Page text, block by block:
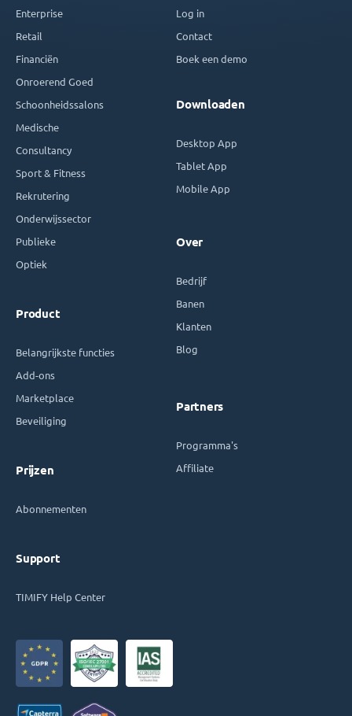
Enterprise
Retail
Financiën
Onroerend Goed
Schoonheidssalons
Medische
Consultancy
Sport & Fitness
Rekrutering
Onderwijssector
Publieke
Optiek
Product
Belangrijkste functies
Add-ons
Marketplace
Beveiliging
Prijzen
Abonnementen
Support
TIMIFY Help Center
Log in
Contact
Boek een demo
Downloaden
Desktop App
Tablet App
Mobile App
Over
Bedrijf
Banen
Klanten
Blog
Partners
Programma's
Affiliate